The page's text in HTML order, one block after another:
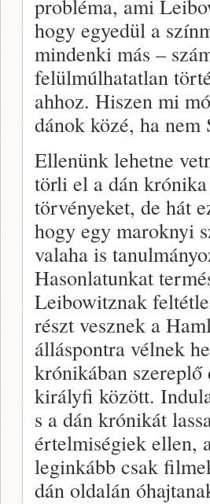
probléma, ami
hogy egyedül a
mindenki más –
felülmúlhatatlan
ahhoz. Hiszen mi
dánok közé, ha nem
Ellenünk lehetne
törli el a dán
törvényeket, de hát
hogy egy maroknyi
valaha is
Hasonlatunkat
Leibowitznak
részt vesznek a
álláspontra vélnek
krónikában
királyfi között.
s a dán krónikát
értelmiségiek ellen,
leginkább csak
dán oldalán